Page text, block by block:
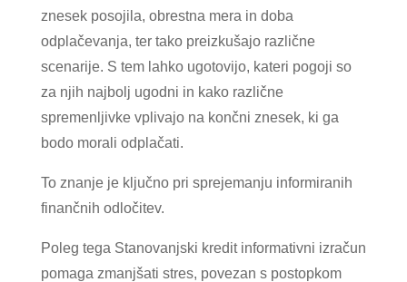
znesek posojila, obrestna mera in doba
odplačevanja, ter tako preizkušajo različne
scenarije. S tem lahko ugotovijo, kateri pogoji so
za njih najbolj ugodni in kako različne
spremenljivke vplivajo na končni znesek, ki ga
bodo morali odplačati.
To znanje je ključno pri sprejemanju informiranih
finančnih odločitev.
Poleg tega Stanovanjski kredit informativni izračun
pomaga zmanjšati stres, povezan s postopkom